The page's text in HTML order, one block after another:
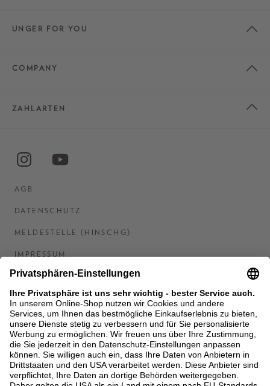
UNGER FOR YOU
COMPANY
ZAHLARTEN
AGB
DATENSCHUTZ
MELDESTELLE (HINSCHG)
IMPRESSUM
BARRIEREFREIHEITSERKLÄRUNG
KONTAKT
COOKIES
MEN'S WORLD: BRAUN HAMBURG
Ein Unternehmen der Unger GmbH & Co. KG